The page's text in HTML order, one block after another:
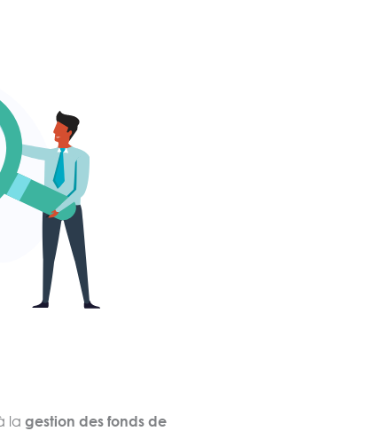
la gestion des fonds de